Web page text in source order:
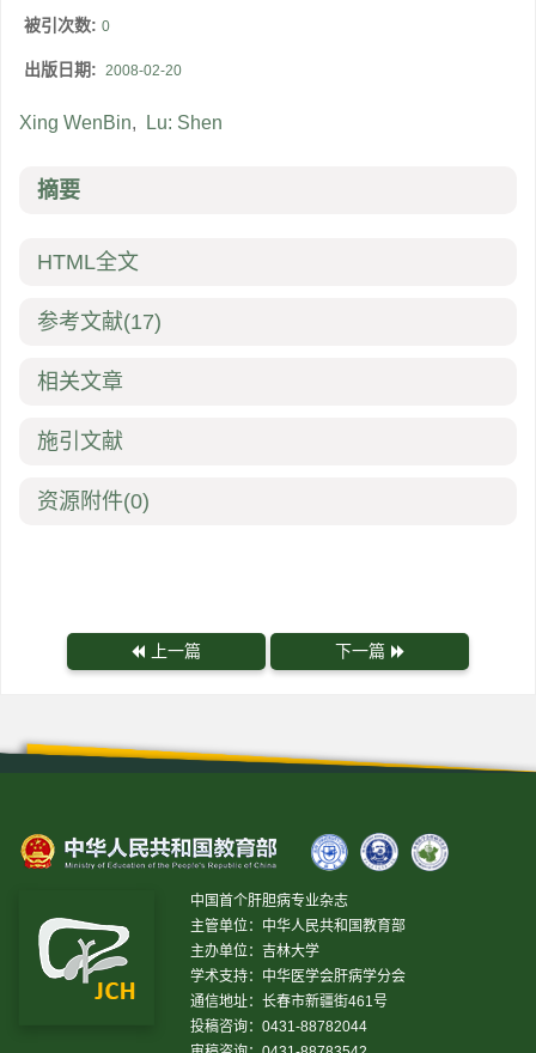
被引次数: 0
出版日期: 2008-02-20
Xing WenBin, Lu: Shen
摘要
HTML全文
参考文献(17)
相关文章
施引文献
资源附件(0)
上一篇 下一篇
中国首个肝胆病专业杂志
主管单位：中华人民共和国教育部
主办单位：吉林大学
学术支持：中华医学会肝病学分会
通信地址：长春市新疆街461号
投稿咨询：0431-88782044